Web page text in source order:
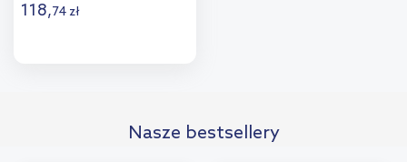
118,74 zł
porównaniaNasze bestsellery